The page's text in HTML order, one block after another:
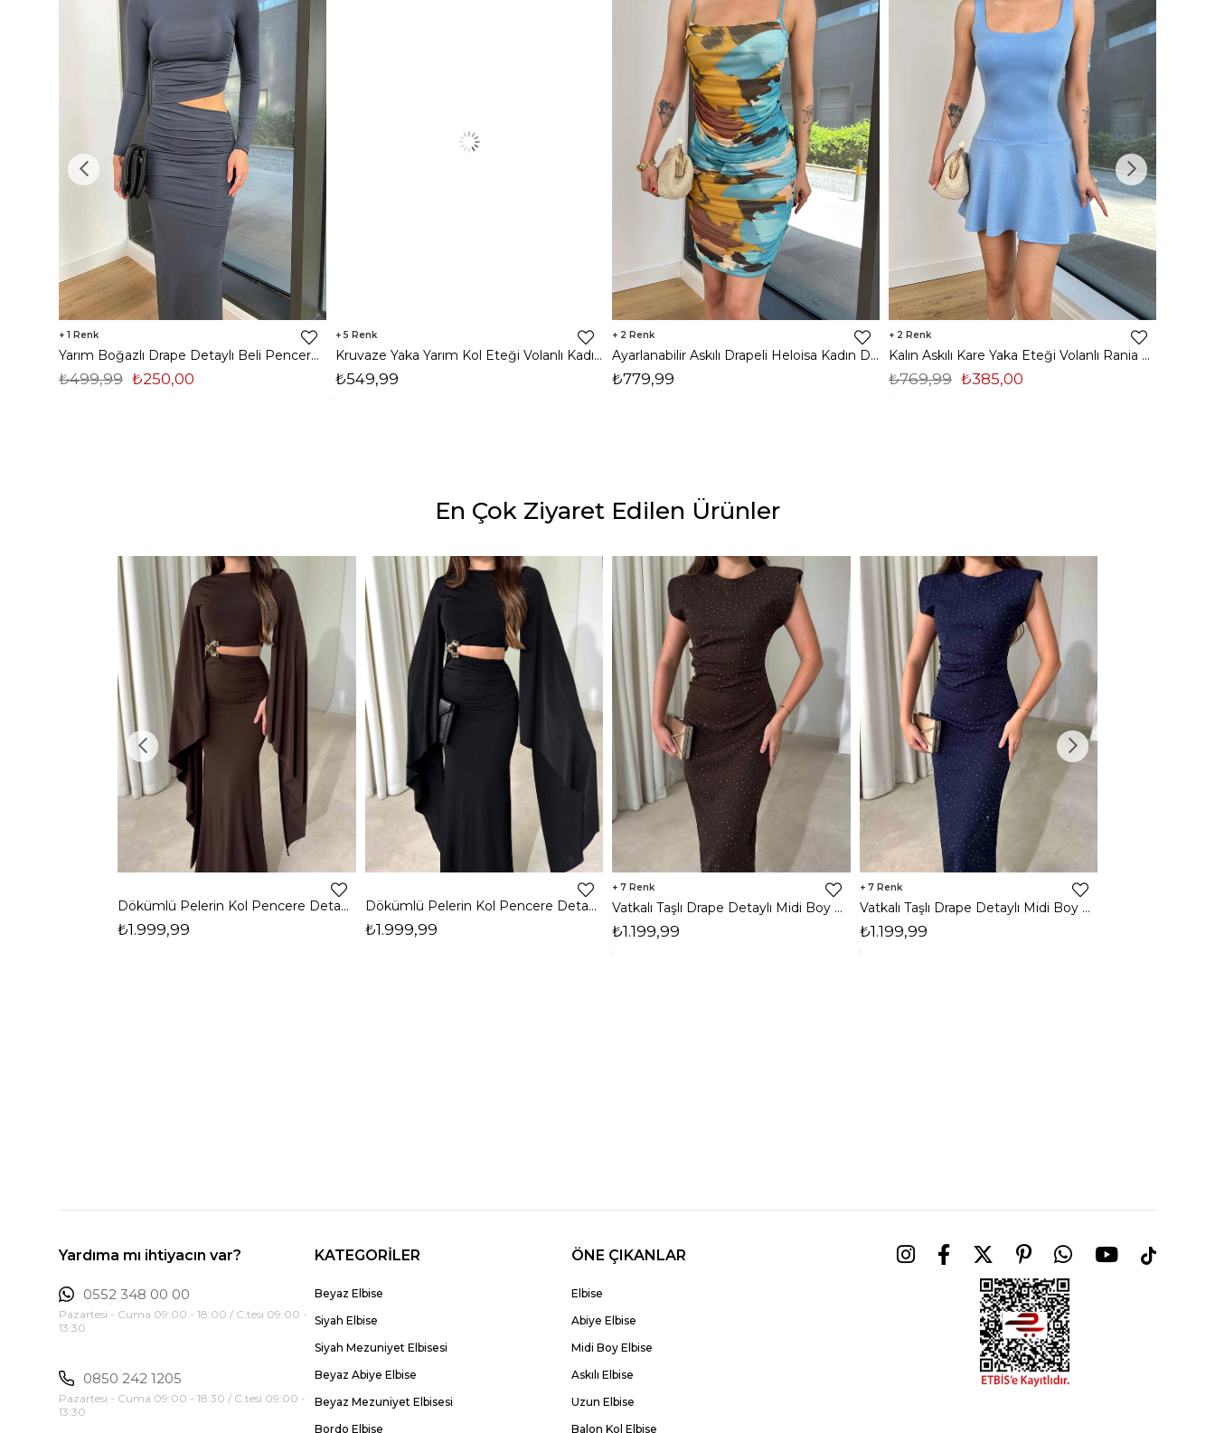
1
Yarım Boğazlı Drape Detaylı Beli Pencere Detaylı Andriel Kadın Füme Elbise 24k205
₺250,00
₺499,99
5
Kruvaze Yaka Yarım Kol Eteği Volanlı Kadın Siyah Saten Mini Elbise 24Y300
₺549,99
2
Ayarlanabilir Askılı Drapeli Heloisa Kadın Desenli Mavi Mini Elbise 23Y000506
₺779,99
2
Kalın Askılı Kare Yaka Eteği Volanlı Rania Kadın Mavi Mini Elbise 24Y373
₺385,00
₺769,99
En Çok Ziyaret Edilen Ürünler
Dökümlü Pelerin Kol Pencere Detaylı Maxi Kahverengi Arlev Kadın Elbise 26Y511
₺1.999,99
Dökümlü Pelerin Kol Pencere Detaylı Maxi Siyah Arlev Kadın Elbise 26Y511
₺1.999,99
7
Vatkalı Taşlı Drape Detaylı Midi Boy Kahverengi Jesep Kadın Elbise 26Y282
₺1.199,99
7
Vatkalı Taşlı Drape Detaylı Midi Boy Lacivert Jesep Kadın Elbise 26Y282
₺1.199,99
Yardıma mı ihtiyacın var?
0552 348 00 00
Pazartesi - Cuma 09:00 - 18:00 / C.tesi 09:00 -
13:30
0850 242 1205
Pazartesi - Cuma 09:00 - 18:30 / C.tesi 09:00 -
13:30
KATEGORİLER
Beyaz Elbise
Siyah Elbise
Siyah Mezuniyet Elbisesi
Beyaz Abiye Elbise
Beyaz Mezuniyet Elbisesi
Bordo Elbise
ÖNE ÇIKANLAR
Elbise
Abiye Elbise
Midi Boy Elbise
Askılı Elbise
Uzun Elbise
Balon Kol Elbise